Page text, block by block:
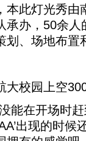
此灯光秀由
承办，50余
划、场地布置
校园上空300
在开场时赶
出现的时